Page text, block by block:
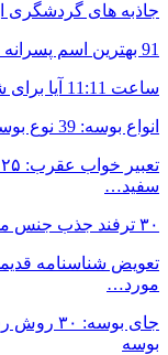
جاذبه های گردشگری ایتالیا: 32 مهمترین جای
91 بهترین اسم پسرانه قرآنی و مذهبی با معنی و منبع
ساعت 11:11 آیا برای شما اتفاق می‌افتد ؟
انواع بوسه: 39 نوع بوسه مختلف و معنای پنهان آن ها
سفید…
۳۰ ترفند جذب جنس مخالف دختر یا پسر که فورا و شدیدا جواب…
تعویض شناسنامه
مورد…
جای
بوسه